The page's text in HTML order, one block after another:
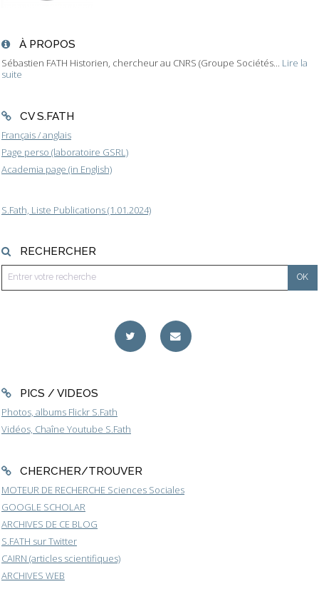
À PROPOS
Sébastien FATH Historien, chercheur au CNRS (Groupe Sociétés... Lire la
suite
CV S.FATH
Français / anglais
Page perso (laboratoire GSRL)
Academia page (in English)
S.Fath, Liste Publications (1.01.2024)
RECHERCHER
PICS / VIDEOS
Photos, albums Flickr S.Fath
Vidéos, Chaîne Youtube S.Fath
CHERCHER/TROUVER
MOTEUR DE RECHERCHE Sciences Sociales
GOOGLE SCHOLAR
ARCHIVES DE CE BLOG
S.FATH sur Twitter
CAIRN (articles scientifiques)
ARCHIVES WEB